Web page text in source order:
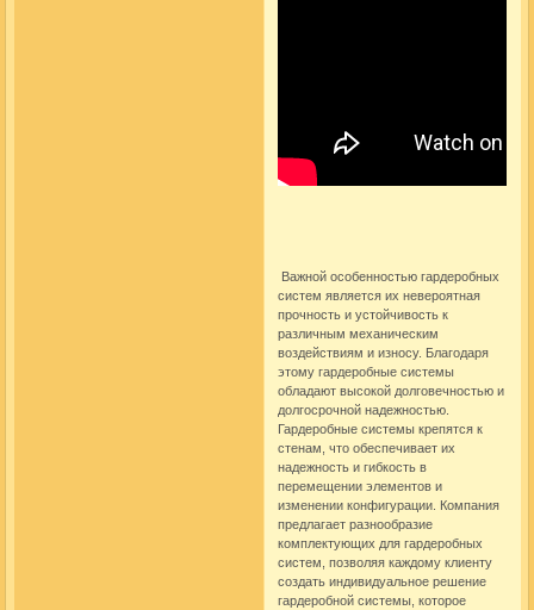
Важной особенностью гардеробных
систем является их невероятная
прочность и устойчивость к
различным механическим
воздействиям и износу. Благодаря
этомугардеробные системы
обладают высокой долговечностью и
долгосрочной надежностью.
Гардеробные системы крепятся к
стенам, что обеспечивает их
надежность и гибкость в
перемещении элементов и
изменении конфигурации. Компания
предлагает разнообразие
комплектующих длягардеробных
систем , позволяя каждому клиенту
создать индивидуальное решение
гардеробной системы , которое